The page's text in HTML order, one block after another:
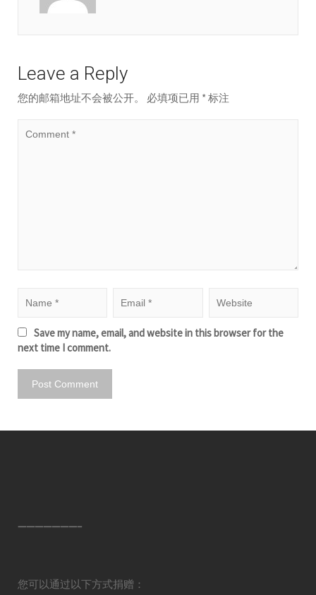
Leave a Reply
您的邮箱地址不会被公开。 必填项已用 *标注
Save my name, email, and website in this browser for the
next time I comment.
———————–
您可以通过以下方式捐赠：